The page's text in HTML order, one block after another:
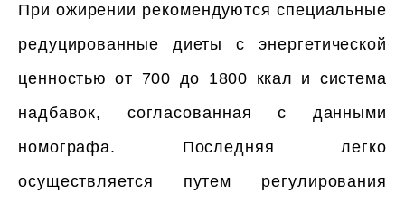
При ожирении рекомендуются специальные
редуцированные диеты с энергетической
ценностью от 700 до 1800 ккал и система
надбавок, согласованная с данными
номографа. Последняя легко
осуществляется путем регулирования